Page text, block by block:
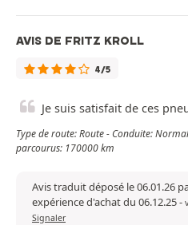
AVIS DE FRITZ KROLL
4/5
Je suis satisfait de ces
Type de route: Route - Conduite:
parcourus: 170000 km
Avis traduit déposé le 06.01.26
expérience d'achat du 06.12.25-
Signaler